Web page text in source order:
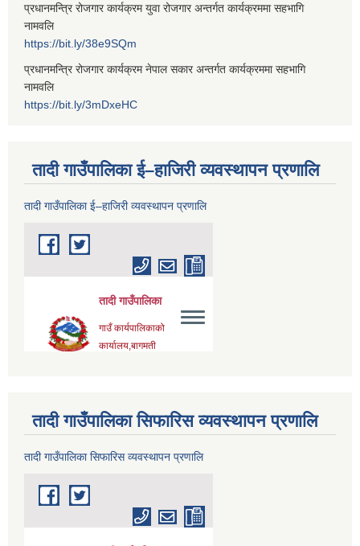
प्रधानमन्त्रि रोजगार कार्यक्रम युवा रोजगार अन्तर्गत कार्यक्रममा सहभागि
नामवलि
https://bit.ly/38e9SQm
प्रधानमन्त्रि रोजगार कार्यक्रम नेपाल सकार अन्तर्गत कार्यक्रममा सहभागि
नामवलि
https://bit.ly/3mDxeHC
तादी गाउँपालिका ई–हाजिरी व्यवस्थापन प्रणालि
तादी गाउँपालिका ई–हाजिरी व्यवस्थापन प्रणालि
तादी गाउँपालिका सिफारिस व्यवस्थापन प्रणालि
तादी गाउँपालिका सिफारिस व्यवस्थापन प्रणालि